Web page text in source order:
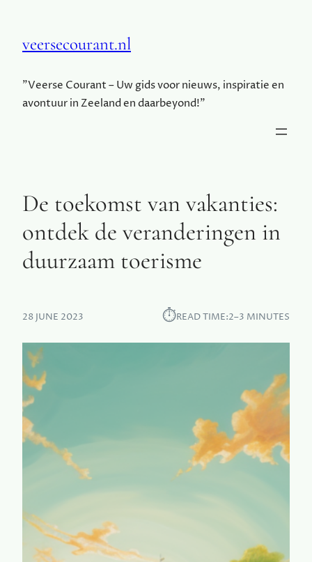
veersecourant.nl
"Veerse Courant – Uw gids voor nieuws, inspiratie en
avontuur in Zeeland en daarbeyond!"
De toekomst van vakanties:
ontdek de veranderingen in
duurzaam toerisme
28 JUNE 2023 ⏱︎READ TIME:2–3 MINUTES